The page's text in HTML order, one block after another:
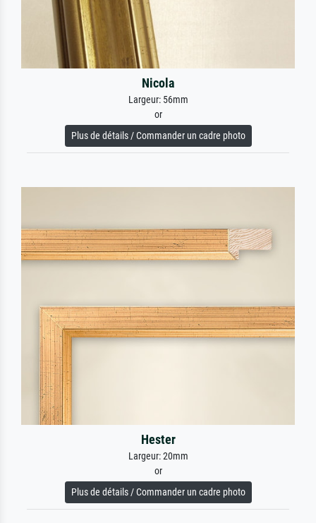
Nicola
Largeur: 56mm
or
Plus de détails / Commander un cadre photo
Hester
Largeur: 20mm
or
Plus de détails / Commander un cadre photo